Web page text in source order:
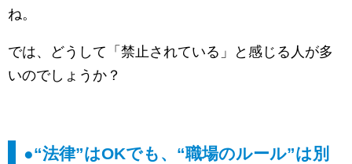
ね。
では、どうして「禁止されている」と感じる人が多
いのでしょうか？
●“法律”はOKでも、“職場のルール”は別